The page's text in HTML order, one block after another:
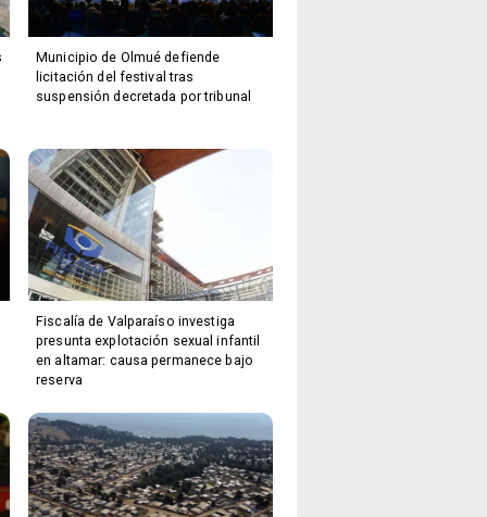
Municipio de Olmué defiende
licitación del festival tras
suspensión decretada por tribunal
Fiscalía de Valparaíso investiga
presunta explotación sexual infantil
en altamar: causa permanece bajo
reserva